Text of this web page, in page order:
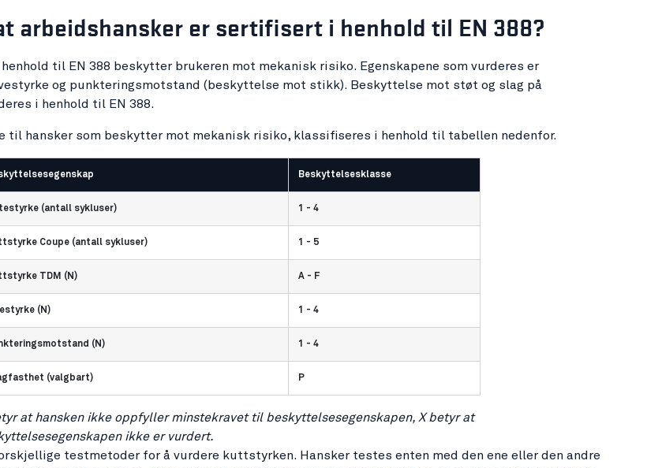
arbeidshansker er sertifisert i henhold til EN 388?
til EN 388 beskytter brukeren mot mekanisk risiko. Egenskapene som vurderes er
og punkteringsmotstand (beskyttelse mot stikk). Beskyttelse mot støt og slag på
i henhold til EN 388.
til hansker som beskytter mot mekanisk risiko, klassifiseres i henhold til tabellen nedenfor.
Beskyttelsesklasse
(antall sykluser) 1 - 4
Coupe (antall sykluser) 1 - 5
TDM (N) A - F
(N) 1 - 4
(N) 1 - 4
(valgbart) P
at hansken ikke oppfyller minstekravet til beskyttelsesegenskapen, X betyr at
ikke er vurdert.
testmetoder for å vurdere kuttstyrken. Hansker testes enten med den ene eller den andre